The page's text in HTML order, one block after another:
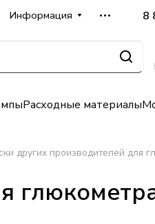
Информация 8
Расходные материалы
других производителей для